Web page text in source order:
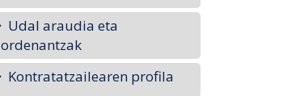
Udal araudia eta
ordenantzak
Kontratatzailearen profila